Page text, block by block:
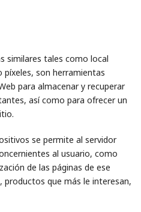
similares tales como local
píxeles, son herramientas
para almacenar y recuperar
así como para ofrecer un
se permite al servidor
al usuario, como
de las páginas de ese
productos que más le interesan,